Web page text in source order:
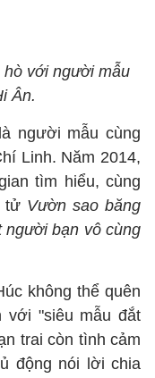
với người mẫu
Ân.
người mẫu cùng
Linh. Năm 2014,
tìm hiểu, cùng
tửVườn sao băng
người bạn vô cùng
không thể quên
với "siêu mẫu đắt
trai còn tình cảm
động nói lời chia